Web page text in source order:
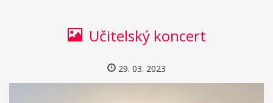
Učitelský koncert
29. 03. 2023